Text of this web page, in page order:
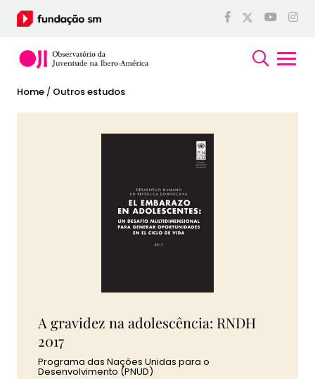
Home / Outros estudos
A gravidez na adolescência: RNDH
2017
Programa das Nações Unidas para o
Desenvolvimento (PNUD)